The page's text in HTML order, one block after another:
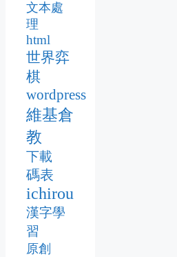
文本處
理
html
世界弈
棋
wordpress
維基倉
教
下載
碼表
ichirou
漢字學
習
原創